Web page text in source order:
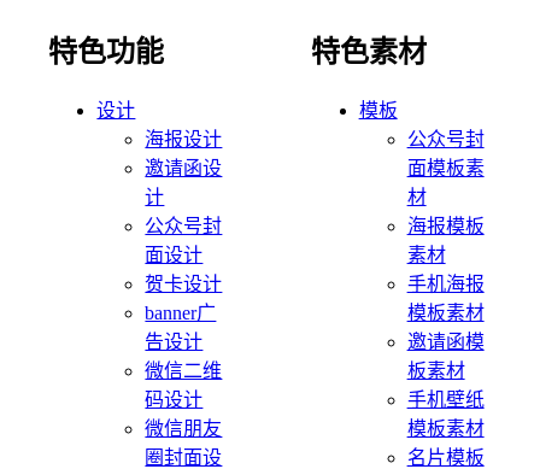
特色功能
设计
海报设计
邀请函设
计
公众号封
面设计
贺卡设计
banner广
告设计
微信二维
码设计
微信朋友
圈封面设
特色素材
模板
公众号封
面模板素
材
海报模板
素材
手机海报
模板素材
邀请函模
板素材
手机壁纸
模板素材
名片模板